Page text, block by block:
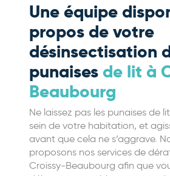
Une équipe
propos de votre
désinsectisation
punaises de lit à
Beaubourg
Ne laissez pas les punaises de
sein de votre habitation, et
avant que cela ne s’aggrave.
proposons nos services de
Croissy-Beaubourg afin que